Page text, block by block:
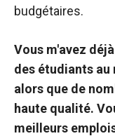
budgétaires.
Vous m'avez
des étudiants
alors que de
haute qualité.
meilleurs